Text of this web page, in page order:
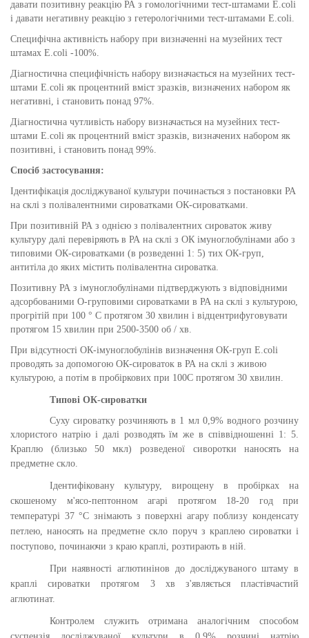
давати позитивну реакцію РА з гомологічними тест-штамами E.coli
і давати негативну реакцію з гетерологічними тест-штамами E.coli.
Специфічна активність набору при визначенні на музейних тест
штамах E.coli -100%.
Діагностична специфічність набору визначається на музейних тест-
штами E.coli як процентний вміст зразків, визначених набором як
негативні, і становить понад 97%.
Діагностична чутливість набору визначається на музейних тест-
штами E.coli як процентний вміст зразків, визначених набором як
позитивні, і становить понад 99%.
Спосіб застосування:
Ідентифікація досліджуваної культури починається з постановки РА
на склі з полівалентними сироватками ОК-сироватками.
При позитивній РА з однією з полівалентних сироваток живу
культуру далі перевіряють в РА на склі з ОК імуноглобулінами або з
типовими ОК-сироватками (в розведенні 1: 5) тих ОК-груп,
антитіла до яких містить полівалентна сироватка.
Позитивну РА з імуноглобулінами підтверджують з відповідними
адсорбованими О-груповими сироватками в РА на склі з культурою,
прогрітій при 100 ° С протягом 30 хвилин і відцентрифуговувати
протягом 15 хвилин при 2500-3500 об / хв.
При відсутності ОК-імуноглобулінів визначення ОК-груп E.coli
проводять за допомогою ОК-сироваток в РА на склі з живою
культурою, а потім в пробіркових при 100С протягом 30 хвилин.
Типові ОК-сироватки
Суху сироватку розчиняють в 1 мл 0,9% водного розчину
хлористого натрію і далі розводять їм же в співвідношенні 1: 5.
Краплю (близько 50 мкл) розведеної
сиворотки наносять на
предметне скло.
Ідентифіковану культуру, вирощену в пробірках на
скошеному м'ясо-пептонном агарі протягом 18-20 год при
температурі 37 °С знімають з поверхні агару поблизу конденсату
петлею, наносять на предметне скло поруч з краплею сироватки і
поступово, починаючи з краю краплі, розтирають в ній.
При наявності аглютинінов до досліджуваного штаму в
краплі сироватки протягом 3 хв з'являється пластівчастий
аглютинат.
Контролем служить отримана аналогічним способом